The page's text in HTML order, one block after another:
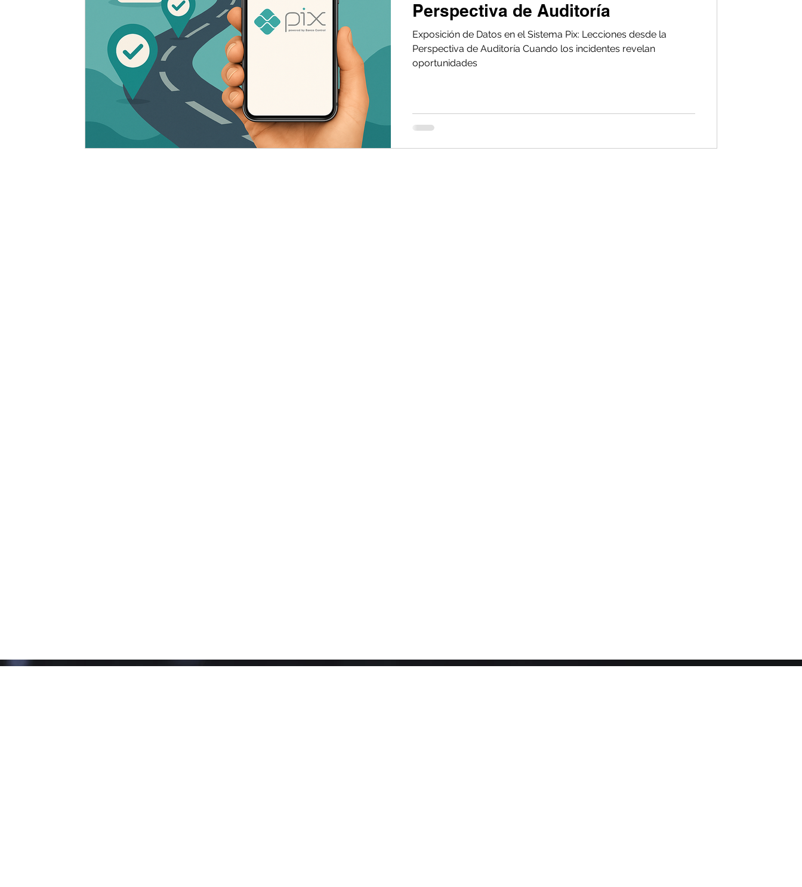
Perspectiva de Auditoría
Exposición de Datos en el Sistema Pix: Lecciones desde la
Perspectiva de Auditoría Cuando los incidentes revelan
oportunidades